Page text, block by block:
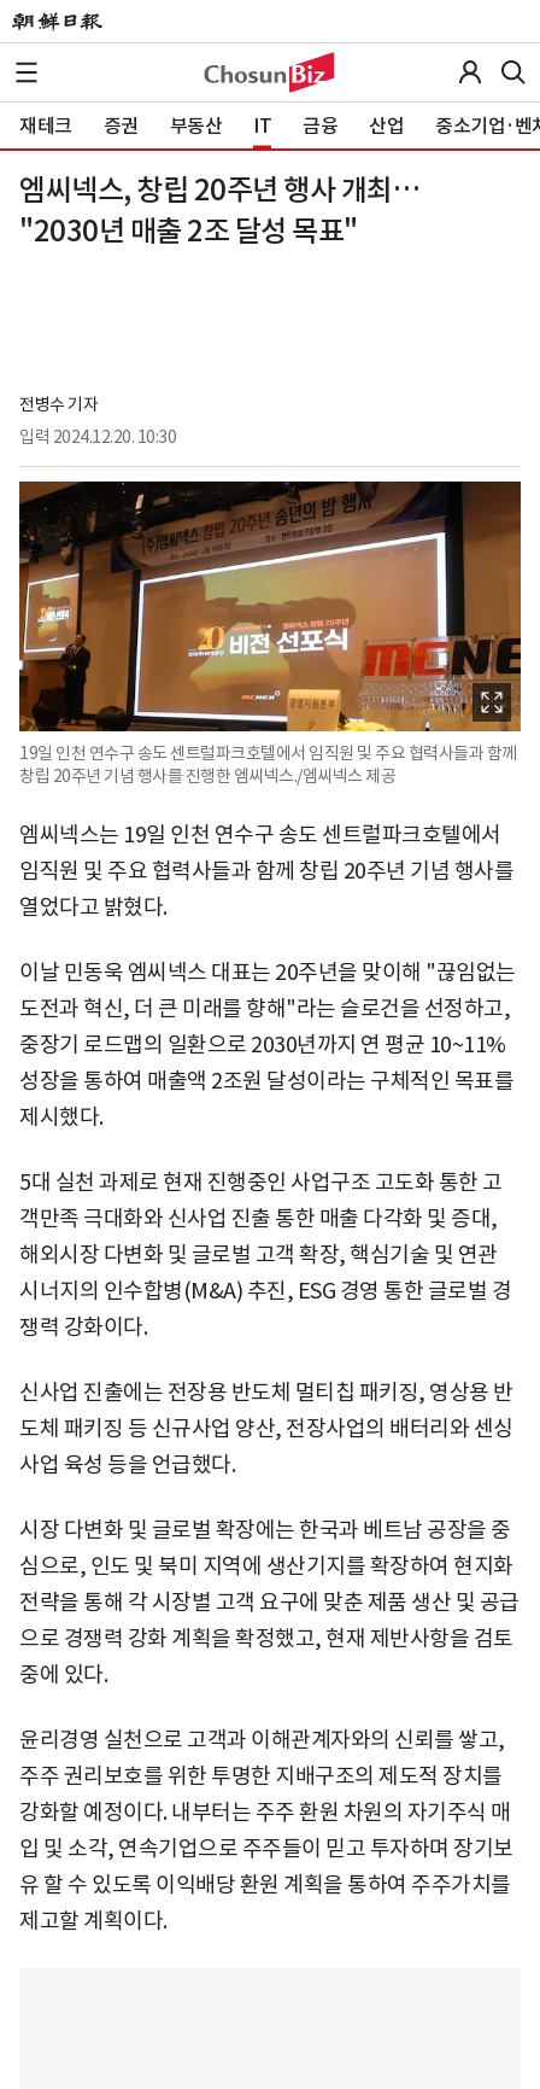
재테크 증권 부동산 IT 금융 산업 중소기업·벤
엠씨넥스, 창립 20주년 행사 개최…
"2030년 매출 2조 달성 목표"
전병수 기자
입력 2024.12.20. 10:30
19일 인천 연수구 송도 센트럴파크호텔에서 임직원 및 주요 협력사들과 함께
창립 20주년 기념 행사를 진행한 엠씨넥스./엠씨넥스 제공
엠씨넥스는 19일 인천 연수구 송도 센트럴파크호텔에서
임직원 및 주요 협력사들과 함께 창립 20주년 기념 행사를
열었다고 밝혔다.
이날 민동욱 엠씨넥스 대표는 20주년을 맞이해 "끊임없는
도전과 혁신, 더 큰 미래를 향해"라는 슬로건을 선정하고,
중장기 로드맵의 일환으로 2030년까지 연 평균 10~11%
성장을 통하여 매출액 2조원 달성이라는 구체적인 목표를
제시했다.
5대 실천 과제로 현재 진행중인 사업구조 고도화 통한 고
객만족 극대화와 신사업 진출 통한 매출 다각화 및 증대,
해외시장 다변화 및 글로벌 고객 확장, 핵심기술 및 연관
시너지의 인수합병(M&A) 추진, ESG 경영 통한 글로벌 경
쟁력 강화이다.
신사업 진출에는 전장용 반도체 멀티칩 패키징, 영상용 반
도체 패키징 등 신규사업 양산, 전장사업의 배터리와 센싱
사업 육성 등을 언급했다.
시장 다변화 및 글로벌 확장에는 한국과 베트남 공장을 중
심으로, 인도 및 북미 지역에 생산기지를 확장하여 현지화
전략을 통해 각 시장별 고객 요구에 맞춘 제품 생산 및 공급
으로 경쟁력 강화 계획을 확정했고, 현재 제반사항을 검토
중에 있다.
윤리경영 실천으로 고객과 이해관계자와의 신뢰를 쌓고,
주주 권리보호를 위한 투명한 지배구조의 제도적 장치를
강화할 예정이다. 내부터는 주주 환원 차원의 자기주식 매
입 및 소각, 연속기업으로 주주들이 믿고 투자하며 장기보
유 할 수 있도록 이익배당 환원 계획을 통하여 주주가치를
제고할 계획이다.